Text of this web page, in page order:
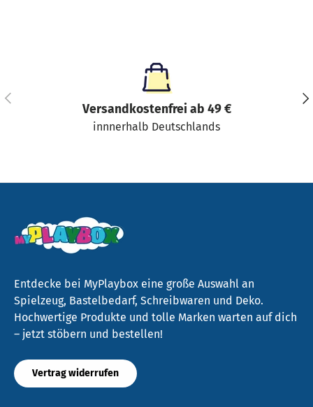
Vorherige
Versandkostenfrei ab 49 €
innnerhalb Deutschlands
Entdecke bei MyPlaybox eine große Auswahl an
Spielzeug, Bastelbedarf, Schreibwaren und Deko.
Hochwertige Produkte und tolle Marken warten auf dich
– jetzt stöbern und bestellen!
Vertrag widerrufen